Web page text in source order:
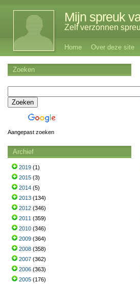
Mijn spreuk
Zelf verzonnen
Home Over deze site
Zoeken
Aangepast zoeken
Archief
2019 (1)
2015 (3)
2014 (5)
2013 (134)
2012 (346)
2011 (359)
2010 (346)
2009 (364)
2008 (358)
2007 (362)
2006 (363)
2005 (176)